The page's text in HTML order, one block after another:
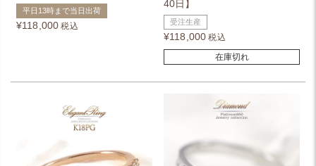
平日13時まで当日出荷
¥118,000 税込
40日】
受注生産
¥118,000 税込
在庫切れ